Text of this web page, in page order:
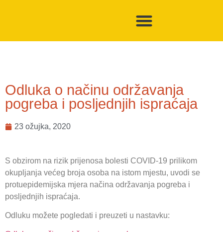
Odluka o načinu održavanja
pogreba i posljednjih ispraćaja
23 ožujka, 2020
S obzirom na rizik prijenosa bolesti COVID-19 prilikom
okupljanja većeg broja osoba na istom mjestu, uvodi se
protuepidemijska mjera načina održavanja pogreba i
posljednjih ispraćaja.
Odluku možete pogledati i preuzeti u nastavku: